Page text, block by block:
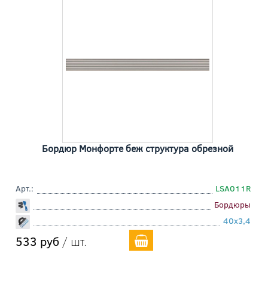
Бордюр Монфорте беж структура обрезной
Арт.:
LSA011R
Бордюры
40x3,4
533 руб / шт.